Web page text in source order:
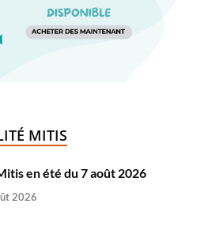
MITIS
en été du 7 août 2026
2026